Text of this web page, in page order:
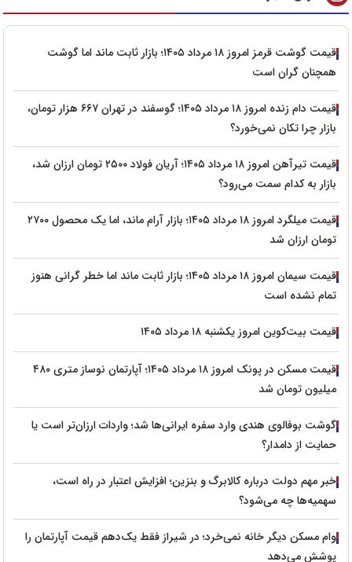
قیمت گوشت قرمز امروز ۱۸ مرداد ۱۴۰۵؛ بازار ثابت ماند اما گوشت
همچنان گران است
قیمت دام زنده امروز ۱۸ مرداد ۱۴۰۵؛ گوسفند در تهران ۶۶۷ هزار تومان،
بازار چرا تکان نمی‌خورد؟
قیمت تیرآهن امروز ۱۸ مرداد ۱۴۰۵؛ آریان فولاد ۲۵۰۰ تومان ارزان شد،
بازار به کدام سمت می‌رود؟
قیمت میلگرد امروز ۱۸ مرداد ۱۴۰۵؛ بازار آرام ماند، اما یک محصول ۲۷۰۰
تومان ارزان شد
قیمت سیمان امروز ۱۸ مرداد ۱۴۰۵؛ بازار ثابت ماند اما خطر گرانی هنوز
تمام نشده است
قیمت بیت‌کوین امروز یکشنبه ۱۸ مرداد ۱۴۰۵
قیمت مسکن در پونک امروز ۱۸ مرداد ۱۴۰۵؛ آپارتمان نوساز متری ۴۸۰
میلیون تومان شد
گوشت بوفالوی هندی وارد سفره ایرانی‌ها شد؛ واردات ارزان‌تر است یا
حمایت از دامدار؟
خبر مهم دولت درباره کالابرگ و بنزین؛ افزایش اعتبار در راه است،
سهمیه‌ها چه می‌شود؟
وام مسکن دیگر خانه نمی‌خرد؛ در شیراز فقط یک‌دهم قیمت آپارتمان را
پوشش می‌دهد